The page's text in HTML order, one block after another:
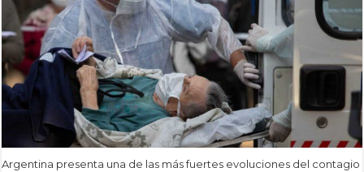
Argentina presenta una de las más fuertes evoluciones del contagio